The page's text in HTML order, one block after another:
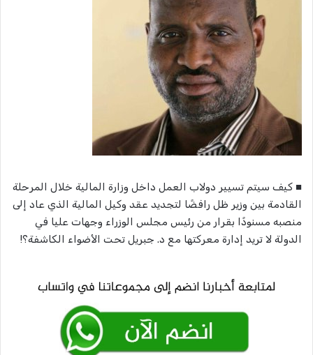
■ كيف سيتم تسيير دولاب العمل داخل وزارة المالية خلال المرحلة
القادمة بين وزير ظل رافضًا لتجديد عقد وكيل المالية الذي عاد إلى
منصبه مسنودًا بقرار من رئيس مجلس الوزراء وجهات عليا في
الدولة لا تريد إدارة معركتها مع د. جبريل تحت الأضواء الكاشفة؟!